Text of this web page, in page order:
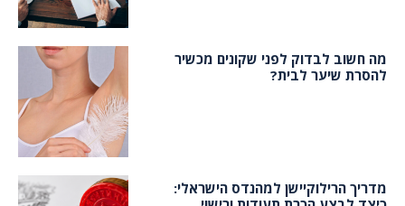
מה חשוב לבדוק לפני שקונים מכשיר
להסרת שיער לבית?
מדריך הרילוקיישן למהנדס הישראלי: